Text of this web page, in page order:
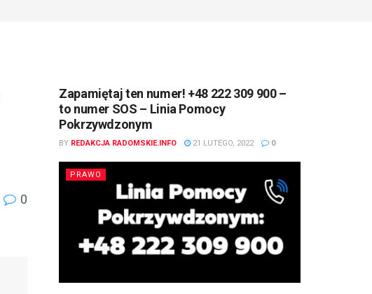
0
Zapamiętaj ten numer! +48 222 309 900 –
to numer SOS – Linia Pomocy
Pokrzywdzonym
BY REDAKCJA RADOMSKIE.INFO 21 LUTEGO, 2022 0
PRAWO